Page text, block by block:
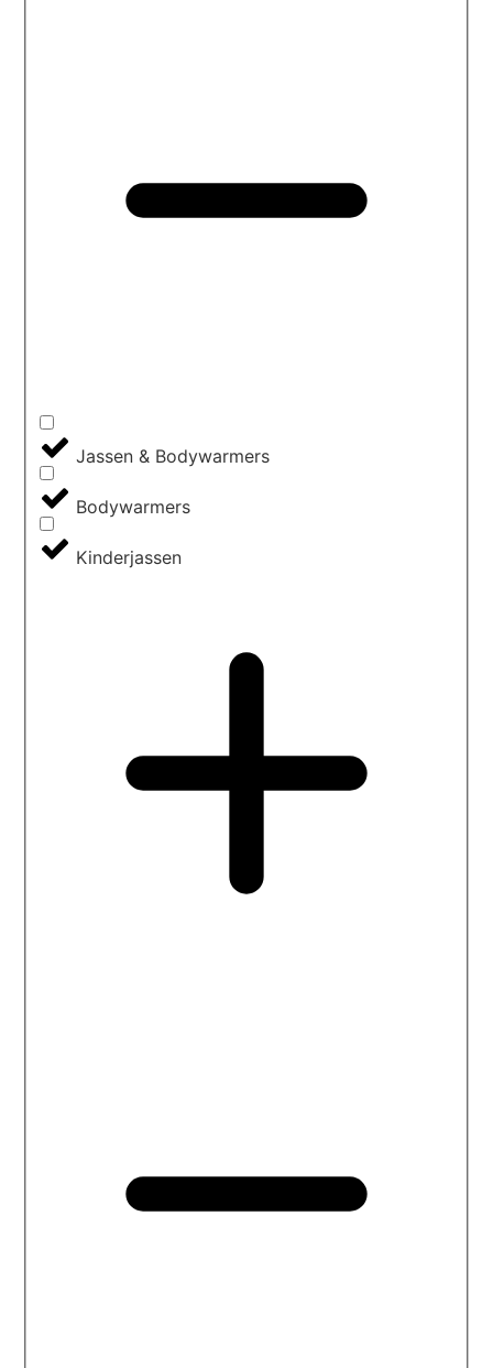
Jassen & Bodywarmers
Bodywarmers
Kinderjassen